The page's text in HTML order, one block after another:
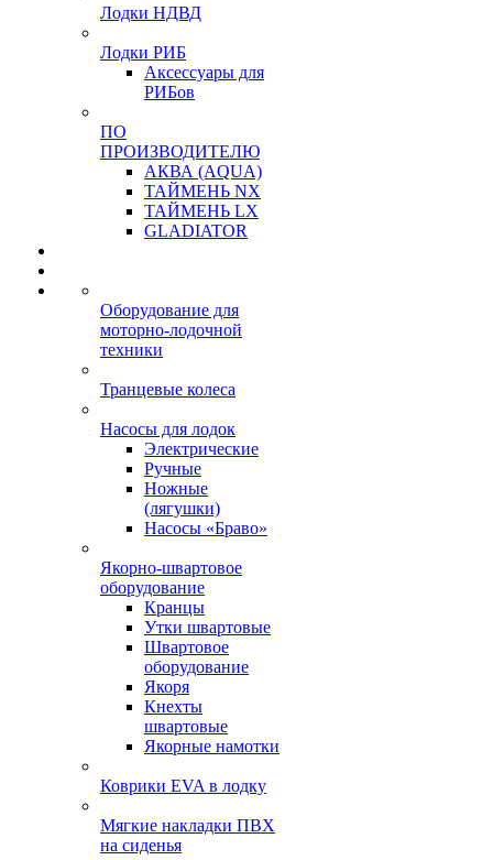
Лодки НДВД
Лодки РИБ
Аксессуары для
РИБов
ПО
ПРОИЗВОДИТЕЛЮ
АКВА (AQUA)
ТАЙМЕНЬ NX
ТАЙМЕНЬ LX
GLADIATOR
Оборудование для
моторно-лодочной
техники
Транцевые колеса
Насосы для лодок
Электрические
Ручные
Ножные
(лягушки)
Насосы «Браво»
Якорно-швартовое
оборудование
Кранцы
Утки швартовые
Швартовое
оборудование
Якоря
Кнехты
швартовые
Якорные намотки
Коврики EVA в лодку
Мягкие накладки ПВХ
на сиденья